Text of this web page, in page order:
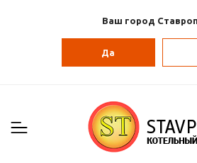
Ваш город
Да